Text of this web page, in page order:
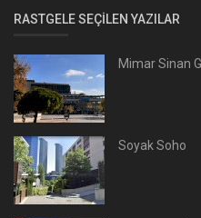
RASTGELE SEÇILEN YAZILAR
Mimar Sinan
Soyak Soho